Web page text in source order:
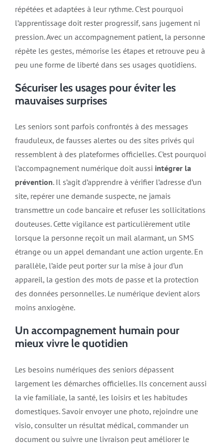
répétées et adaptées à leur rythme. C’est pourquoi
l’apprentissage doit rester progressif, sans jugement ni
pression. Avec un accompagnement patient, la personne
répète les gestes, mémorise les étapes et retrouve peu à
peu une forme de liberté dans ses usages quotidiens.
Sécuriser les usages pour éviter les
mauvaises surprises
Les seniors sont parfois confrontés à des messages
frauduleux, de fausses alertes ou des sites privés qui
ressemblent à des plateformes officielles. C’est pourquoi
l’accompagnement numérique doit aussi intégrer la
prévention. Il s’agit d’apprendre à vérifier l’adresse d’un
site, repérer une demande suspecte, ne jamais
transmettre un code bancaire et refuser les sollicitations
douteuses. Cette vigilance est particulièrement utile
lorsque la personne reçoit un mail alarmant, un SMS
étrange ou un appel demandant une action urgente. En
parallèle, l’aide peut porter sur la mise à jour d’un
appareil, la gestion des mots de passe et la protection
des données personnelles. Le numérique devient alors
moins anxiogène.
Un accompagnement humain pour
mieux vivre le quotidien
Les besoins numériques des seniors dépassent
largement les démarches officielles. Ils concernent aussi
la vie familiale, la santé, les loisirs et les habitudes
domestiques. Savoir envoyer une photo, rejoindre une
visio, consulter un résultat médical, commander un
document ou suivre une livraison peut améliorer le